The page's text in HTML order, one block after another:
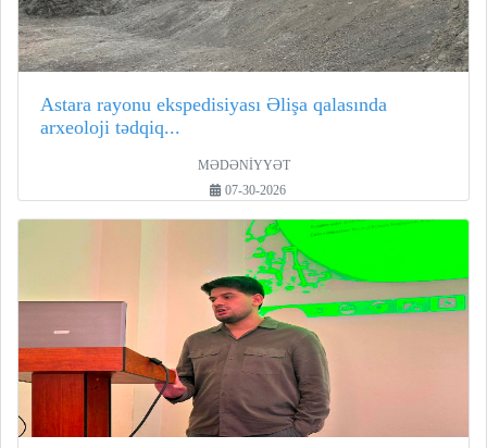
Astara rayonu ekspedisiyası Əlişa qalasında
arxeoloji tədqiq...
MƏDƏNİYYƏT
07-30-2026